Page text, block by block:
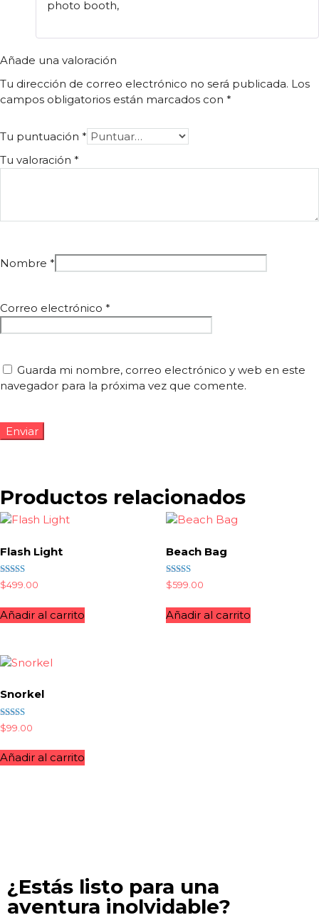
photo booth,
Añade una valoración
Tu dirección de correo electrónico no será publicada. Los
campos obligatorios están marcados con *
Tu puntuación *
Tu valoración *
Nombre *
Correo electrónico *
Guarda mi nombre, correo electrónico y web en este
navegador para la próxima vez que comente.
Productos relacionados
Flash Light
Valorado
con
de 5
$499.00
Añadir al carrito
Beach Bag
Valorado
con
de 5
$599.00
Añadir al carrito
Snorkel
Valorado
con
de 5
$99.00
Añadir al carrito
¿Estás listo para una
aventura inolvidable?